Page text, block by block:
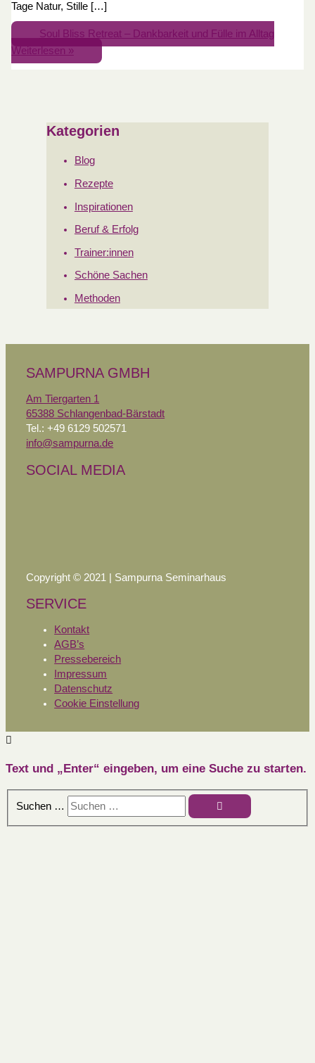
Tage Natur, Stille […]
Soul Bliss Retreat – Dankbarkeit und Fülle im Alltag
Weiterlesen »
Kategorien
Blog
Rezepte
Inspirationen
Beruf & Erfolg
Trainer:innen
Schöne Sachen
Methoden
SAMPURNA GMBH
Am Tiergarten 1
65388 Schlangenbad-Bärstadt
Tel.: +49 6129 502571
info@sampurna.de
SOCIAL MEDIA
Copyright © 2021 | Sampurna Seminarhaus
SERVICE
Kontakt
AGB’s
Pressebereich
Impressum
Datenschutz
Cookie Einstellung
Text und „Enter“ eingeben, um eine Suche zu starten.
Suchen …